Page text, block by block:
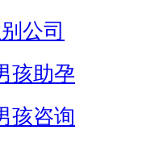
公司
孩助孕
孩咨询